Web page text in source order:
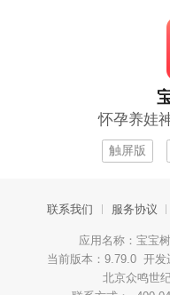
怀孕养娃
触屏版
联系我们 服务协议
应用名称：宝宝
当前版本：9.79.0 开发
北京众鸣世